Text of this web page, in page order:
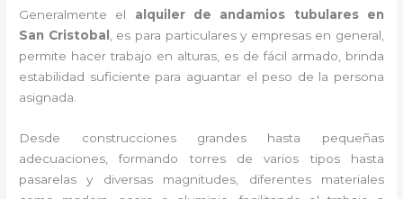
Generalmente el alquiler de andamios tubulares en
San Cristobal
, es para particulares y empresas en general,
permite hacer trabajo en alturas, es de fácil armado, brinda
estabilidad suficiente para aguantar el peso de la persona
asignada.
Desde construcciones grandes hasta pequeñas
adecuaciones, formando torres de varios tipos hasta
pasarelas y diversas magnitudes, diferentes materiales